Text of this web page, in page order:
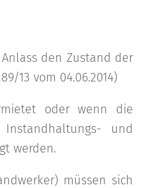
den Zustand der
13 vom 04.06.2014)
oder wenn die
und
werden.
müssen sich